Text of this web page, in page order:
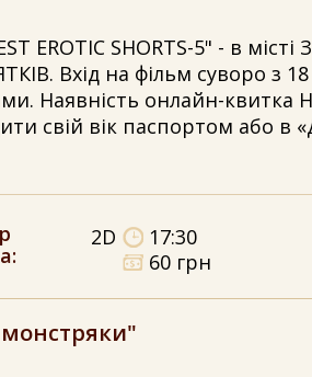
EROTIC SHORTS-5" - в
Вхід на фільм суворо з
Наявність онлайн-
свій вік паспортом або в
:
2D
17:30
60 грн